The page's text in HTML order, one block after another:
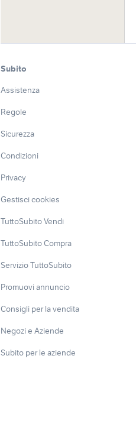
Subito
Assistenza
Regole
Sicurezza
Condizioni
Privacy
Gestisci cookies
TuttoSubito Vendi
TuttoSubito Compra
Servizio TuttoSubito
Promuovi annuncio
Consigli per la vendita
Negozi e Aziende
Subito per le aziende